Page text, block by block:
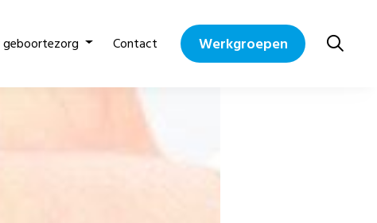
geboortezorg Contact Werkgroepen